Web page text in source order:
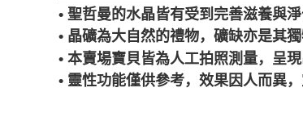
• 聖哲曼的水晶皆有受到完善滋養與
• 晶礦為大自然的禮物，礦缺亦是其
• 本賣場寶貝皆為人工拍照測量，呈
• 靈性功能僅供參考，效果因人而異